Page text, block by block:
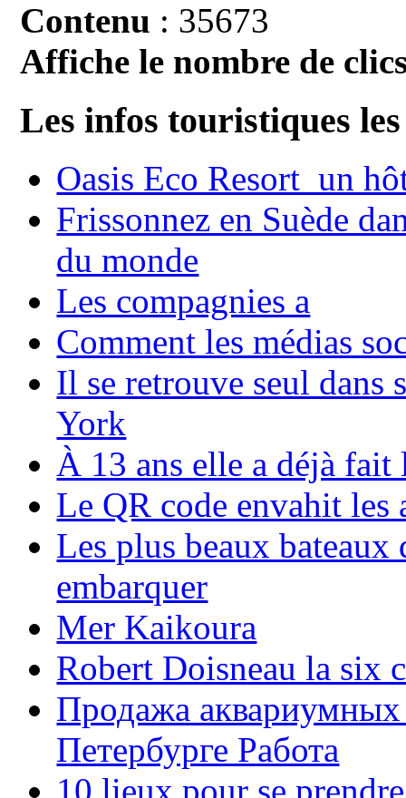
Contenu : 35673
Affiche le nombre de
Les infos touristiques
Oasis Eco Resort un
Frissonnez en Suède
du monde
Les compagnies a
Comment les médias
Il se retrouve seul dans
York
À 13 ans elle a déjà
Le QR code envahit les
Les plus beaux bateaux
embarquer
Mer Kaikoura
Robert Doisneau la six
Продажа аквариумных
Петербурге Работа